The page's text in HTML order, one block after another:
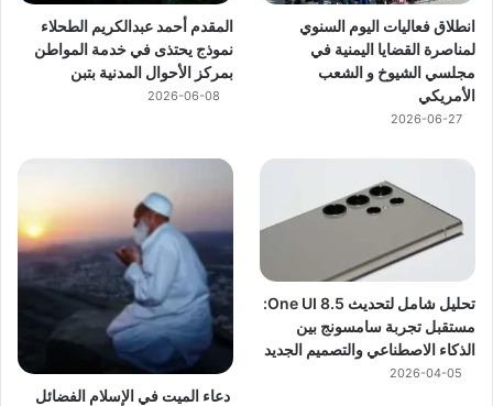
انطلاق فعاليات اليوم السنوي
لمناصرة القضايا اليمنية في
مجلسي الشيوخ و الشعب
الأمريكي
2026-06-27
المقدم أحمد عبدالكريم الطحلاء
نموذج يحتذى في خدمة المواطن
بمركز الأحوال المدنية بتبن
2026-06-08
تحليل شامل لتحديث One UI 8.5:
مستقبل تجربة سامسونج بين
الذكاء الاصطناعي والتصميم الجديد
2026-04-05
دعاء الميت في الإسلام الفضائل